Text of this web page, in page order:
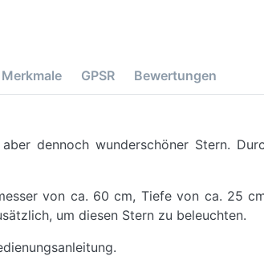
Merkmale GPSR Bewertungen
dennoch wunderschöner Stern.
von ca. 60 cm, Tiefe von ca. 25
um diesen Stern zu beleuchten.